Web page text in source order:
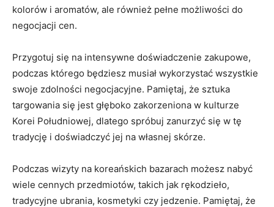
kolorów i aromatów, ale również pełne możliwości do
negocjacji cen.
Przygotuj ‍się na intensywne doświadczenie zakupowe,
podczas którego będziesz musiał wykorzystać ‌wszystkie⁢
swoje​ zdolności negocjacyjne.⁤ Pamiętaj, ⁤że sztuka
targowania ‌się ​jest głęboko zakorzeniona w kulturze
Korei Południowej, dlatego ⁤spróbuj ⁣zanurzyć się w tę
tradycję ⁢i doświadczyć jej na własnej skórze.
Podczas⁢ wizyty na koreańskich bazarach możesz nabyć ​
wiele cennych przedmiotów,‍ takich jak rękodzieło,
tradycyjne ubrania, ⁣kosmetyki czy​ jedzenie. Pamiętaj,‍ że